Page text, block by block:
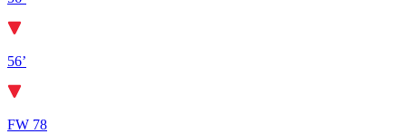
56’
FW 78